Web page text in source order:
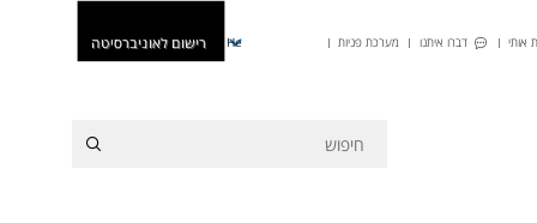
אותי דברו איתנו מערכת פניות He רישום לאוניברסיטה